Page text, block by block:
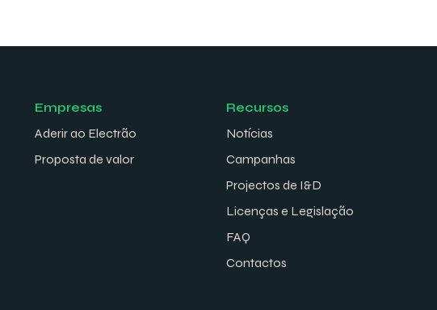
Empresas
Aderir ao Electrão
Proposta de valor
Recursos
Notícias
Campanhas
Projectos de I&D
Licenças e Legislação
FAQ
Contactos